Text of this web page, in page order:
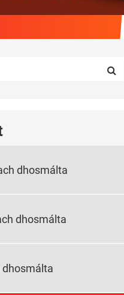
dhosmálta
dhosmálta
dhosmálta